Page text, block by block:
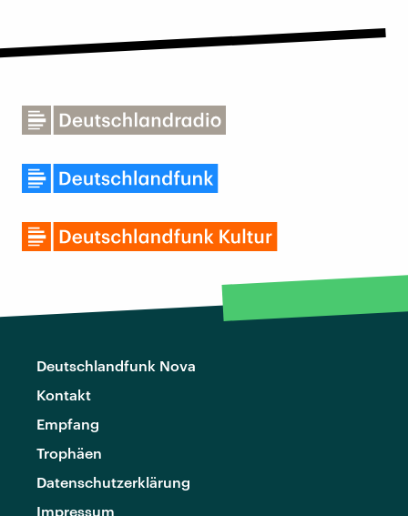
Deutschlandfunk Nova
Kontakt
Empfang
Trophäen
Datenschutzerklärung
Impressum